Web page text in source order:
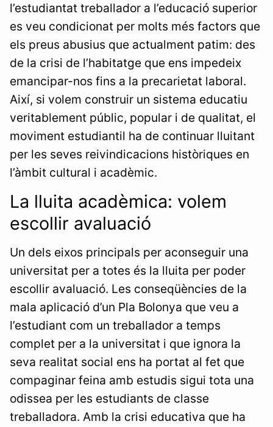
l’estudiantat treballador a l’educació superior
es veu condicionat per molts més factors que
els preus abusius que actualment patim: des
de la crisi de l’habitatge que ens impedeix
emancipar-nos fins a la precarietat laboral.
Així, si volem construir un sistema educatiu
veritablement públic, popular i de qualitat, el
moviment estudiantil ha de continuar lluitant
per les seves reivindicacions històriques en
l’àmbit cultural i acadèmic.
La lluita acadèmica: volem
escollir avaluació
Un dels eixos principals per aconseguir una
universitat per a totes és la lluita per poder
escollir avaluació. Les conseqüències de la
mala aplicació d’un Pla Bolonya que veu a
l’estudiant com un treballador a temps
complet per a la universitat i que ignora la
seva realitat social ens ha portat al fet que
compaginar feina amb estudis sigui tota una
odissea per les estudiants de classe
treballadora. Amb la crisi educativa que ha